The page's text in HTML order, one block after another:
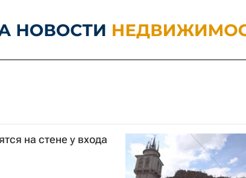
на стене у входа